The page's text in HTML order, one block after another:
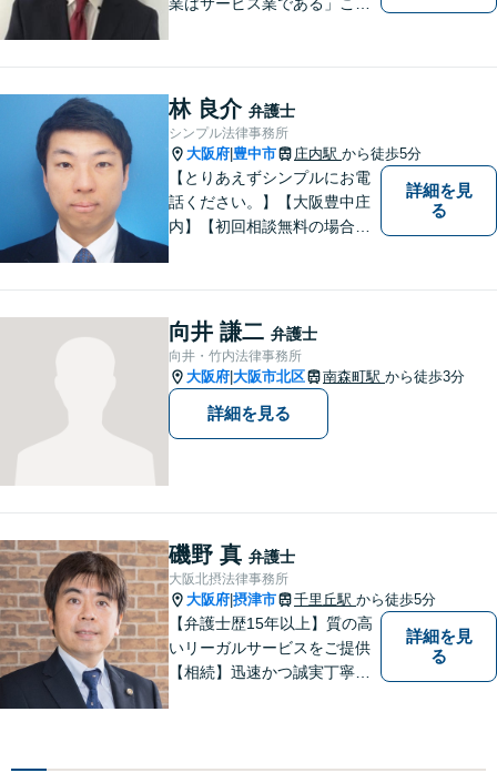
林 良介 弁護士
シンプル法律事務所
大阪府 豊中市 庄内駅 から徒歩5分
【とりあえずシンプルにお電
話ください。】【大阪豊中庄
内】【初回相談無料の場合あ
やWEB相談もございますので
お気軽にお問合せください】
詳細を見
る
向井 謙二 弁護士
向井・竹内法律事務所
大阪府 大阪市北区 南森町駅 から徒歩3分
詳細を見る
磯野 真 弁護士
大阪北摂法律事務所
大阪府 摂津市 千里丘駅 から徒歩5分
【弁護士歴15年以上】質の高
いリーガルサービスをご提供
【相続】迅速かつ誠実丁寧な
作成／企業間トラブル／問題
詳細を見
る